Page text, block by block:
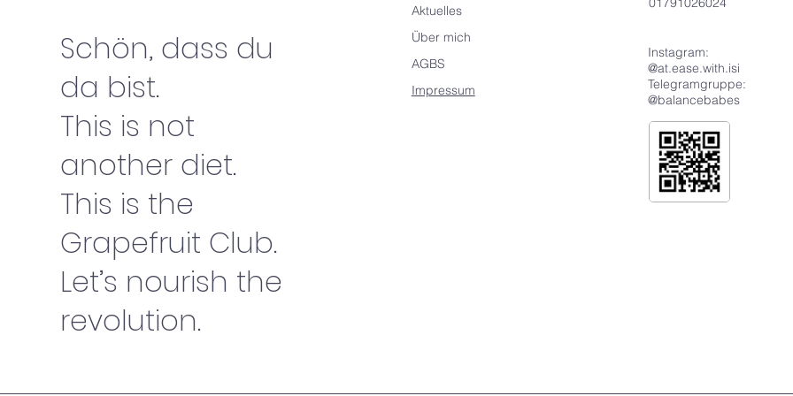
Schön, dass du
da bist.
This is not
another diet.
This is the
Grapefruit Club.
Let’s nourish the
revolution.
Aktuelles
Über mich
AGBS
Impressum
Instagram:
@at.ease.with.isi
Telegramgruppe:
@balancebabes